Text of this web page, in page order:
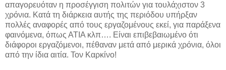
απαγορευόταν η προσέγγιση πολιτών για τουλάχιστον 3
χρόνια. Κατά τη διάρκεια αυτής της περιόδου υπήρξαν
πολλές αναφορές από τους εργαζομένους εκεί, για παράξενα
φαινόμενα, όπως ΑΤΙΑ κλπ…. Είναι επιβεβαιωμένο ότι
διάφοροι εργαζόμενοι, πέθαναν μετά από μερικά χρόνια, όλοι
από την ίδια αιτία. Τον Καρκίνο!